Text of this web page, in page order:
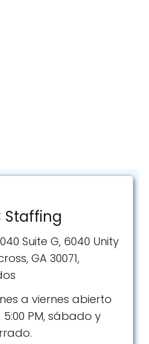
Staffing
Suite G, 6040 Unity
GA 30071,
a viernes abierto
5:00 PM, sábado y